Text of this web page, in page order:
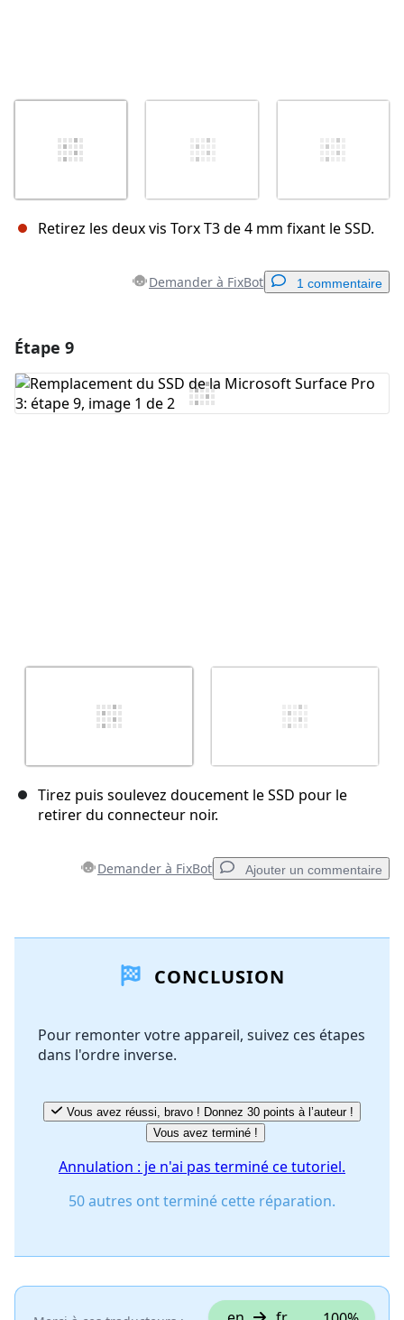
Retirez les deux vis Torx T3 de 4 mm fixant le SSD.
Demander à FixBot 1 commentaire
Ajouter un commentaire
Étape 9
Tirez puis soulevez doucement le SSD pour le
retirer du connecteur noir.
Demander à FixBot Ajouter un commentaire
Ajouter un commentaire
Annuler
CONCLUSION
Pour remonter votre appareil, suivez ces étapes
dans l'ordre inverse.
Vous avez réussi, bravo ! Donnez 30 points à l’auteur !
Vous avez terminé !
Annulation : je n'ai pas terminé ce tutoriel.
50 autres ont terminé cette réparation.